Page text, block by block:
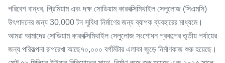
পরিবেশ বান্ধব, প্রিমিয়াম এবং দক্ষ সোডিয়াম কারবক্সিমিথাইল সেলুলোজ (সিএমসি)
উৎপাদনের জন্য 30,000 টন সুবিধা নির্মাণের জন্য ব্যাপক ব্যবহারের মাধ্যমে।
আমরা আমাদের সোডিয়াম কারবক্সিমিথাইল সেলুলোজ সংশোধন প্রকল্পের তৃতীয় পর্যায়ের
জন্য পরিকল্পনা রূপরেখা আছে৭০,০০০ বর্গমিটার এলাকা জুড়ে নির্মাণকাজ শুরু হয়েছে।